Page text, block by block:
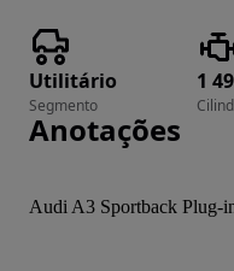
Utilitário
Segmento
1
Anotações
Audi A3 Sportback Plug-